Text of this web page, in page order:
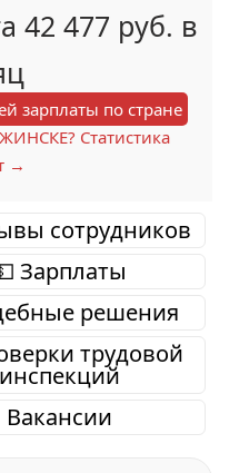
42 477 руб. в
зарплаты по стране
Статистика
→
сотрудников
Зарплаты
решения
трудовой
инспекций
Вакансии